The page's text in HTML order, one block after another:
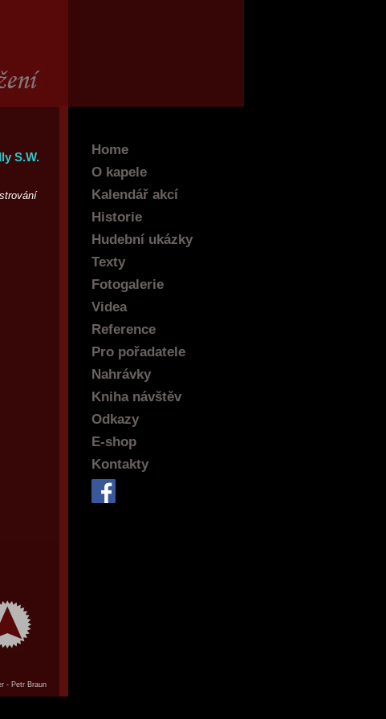
S.W.
Home
O kapele
Kalendář akcí
Historie
Hudební ukázky
Texty
Fotogalerie
Videa
Reference
Pro pořadatele
Nahrávky
Kniha návštěv
Odkazy
E-shop
Kontakty
- Petr Braun